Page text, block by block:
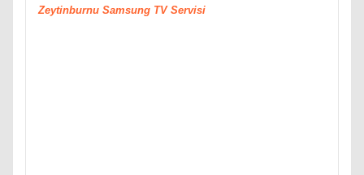
Zeytinburnu Samsung TV Servisi